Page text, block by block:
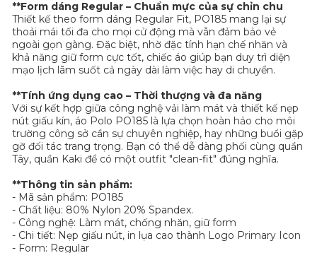
**Form dáng Regular – Chuẩn mực của sự chỉn chu
Thiết kế theo form dáng Regular Fit, PO185 mang lại sự
thoải mái tối đa cho mọi cử động mà vẫn đảm bảo vẻ
ngoài gọn gàng. Đặc biệt, nhờ đặc tính hạn chế nhăn và
khả năng giữ form cực tốt, chiếc áo giúp bạn duy trì diện
mạo lịch lãm suốt cả ngày dài làm việc hay di chuyển.
**Tính ứng dụng cao – Thời thượng và đa năng
Với sự kết hợp giữa công nghệ vải làm mát và thiết kế nẹp
nút giấu kín, áo Polo PO185 là lựa chọn hoàn hảo cho môi
trường công sở cần sự chuyên nghiệp, hay những buổi gặp
gỡ đối tác trang trọng. Bạn có thể dễ dàng phối cùng quần
Tây, quần Kaki để có một outfit "clean-fit" đúng nghĩa.
**Thông tin sản phẩm:
- Mã sản phẩm: PO185
- Chất liệu: 80% Nylon 20% Spandex.
- Công nghệ: Làm mát, chống nhăn, giữ form
- Chi tiết: Nẹp giấu nút, in lụa cao thành Logo Primary Icon
- Form: Regular